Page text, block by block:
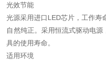
光效节能
光源采用进口LED芯片，工作寿
自然纯正。采用恒流式驱动电
具的使用寿命。
适用环境